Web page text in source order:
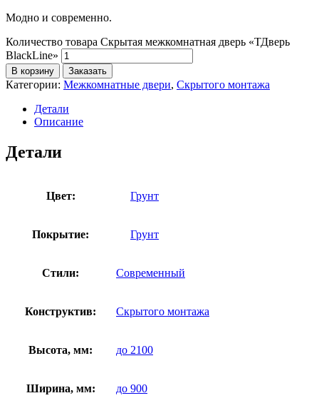
Модно и современно.
Количество товара Скрытая межкомнатная дверь «ТДверь
BlackLine»
В корзину Заказать
Категории: Межкомнатные двери, Скрытого монтажа
Детали
Описание
Детали
Цвет: Грунт
Покрытие: Грунт
Стили: Современный
Конструктив: Скрытого монтажа
Высота, мм: до 2100
Ширина, мм: до 900